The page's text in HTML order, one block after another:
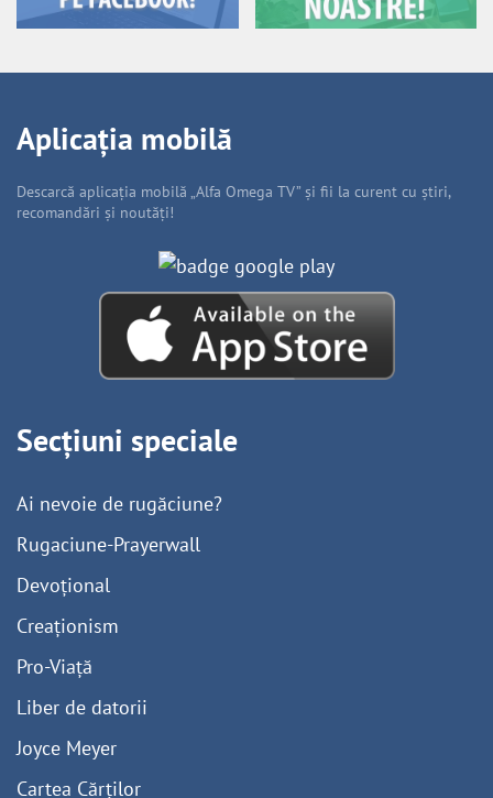
Aplicația mobilă
Descarcă aplicația mobilă „Alfa Omega TV” și fii la curent cu știri,
recomandări și noutăți!
Secțiuni speciale
Ai nevoie de rugăciune?
Rugaciune-Prayerwall
Devoțional
Creaționism
Pro-Viață
Liber de datorii
Joyce Meyer
Cartea Cărților